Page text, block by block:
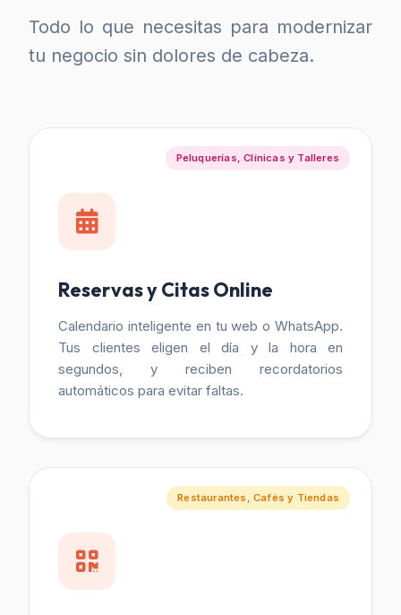
Todo lo que necesitas para modernizar
tu negocio sin dolores de cabeza.
Peluquerías, Clínicas y Talleres
Reservas y Citas Online
Calendario inteligente en tu web o WhatsApp.
Tus clientes eligen el día y la hora en
segundos, y reciben recordatorios
automáticos para evitar faltas.
Restaurantes, Cafés y Tiendas